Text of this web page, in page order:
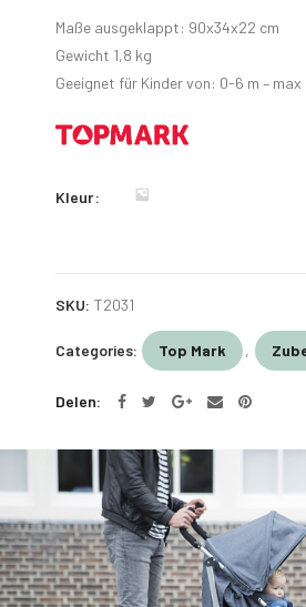
Maße ausgeklappt: 90x34x22 cm
Gewicht 1,8 kg
Geeignet für Kinder von: 0-6 m – max
Kleur
SKU: T2031
Categories: Top Mark ,
Delen